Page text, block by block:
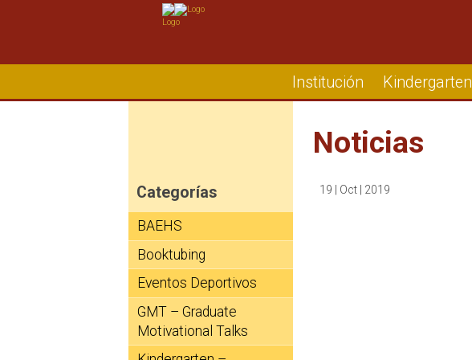
Institución Kindergarten
Noticias
19 | Oct | 2019
Categorías
BAEHS
Booktubing
Eventos Deportivos
GMT – Graduate
Motivational Talks